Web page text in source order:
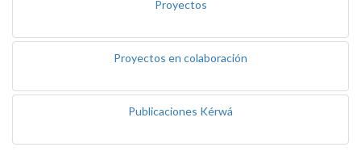
Proyectos
Proyectos en colaboración
Publicaciones Kérwá